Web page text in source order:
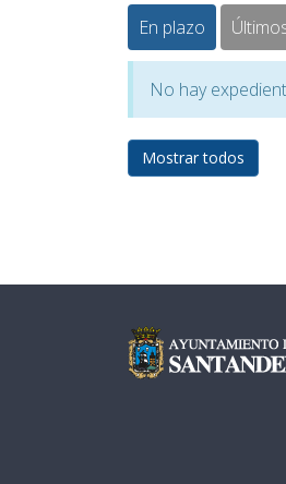
En plazo
No hay
Mostrar todos